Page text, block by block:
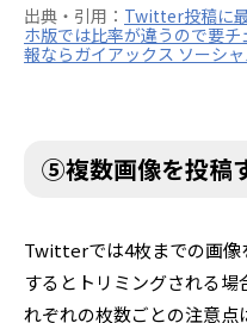
出典・引用： Twitter投稿に
ホ版では比率が違うので要
報ならガイアックス ソーシ
⑤複数画像を投稿
Twitterでは4枚までの画像
するとトリミングされる
れぞれの枚数ごとの注意点